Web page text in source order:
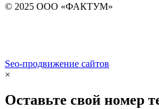
© 2025 ООО «ФАКТУМ»
Seo-продвижение сайтов
×
Оставьте свой номер